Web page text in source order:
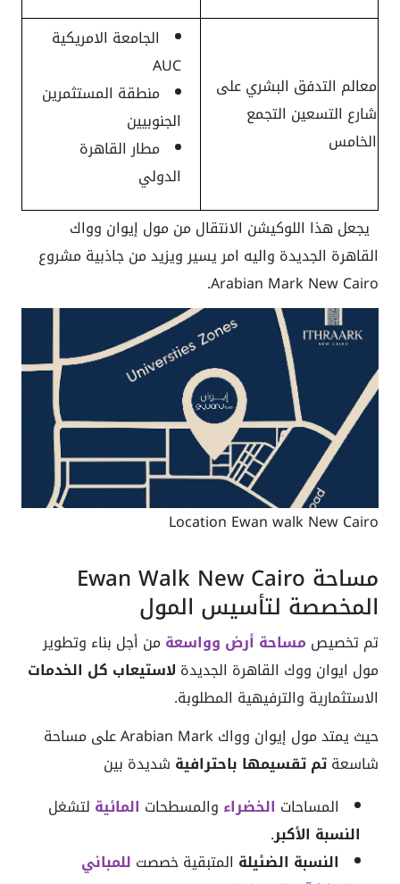
معالم التدفق البشري على
شارع التسعين التجمع
الخامس
الجامعة الامريكية
AUC
منطقة المستثمرين
الجنوبيين
مطار القاهرة
الدولي
يجعل هذا اللوكيشن الانتقال من مول إيوان وواك
القاهرة الجديدة واليه امر يسير ويزيد من جاذبية مشروع
Arabian Mark New Cairo.
Location Ewan walk New Cairo
مساحة Ewan Walk New Cairo
المخصصة لتأسيس المول
تم تخصيص مساحة أرض وواسعة من أجل بناء وتطوير
مول ايوان ووك القاهرة الجديدة لاستيعاب كل الخدمات
الاستثمارية والترفيهية المطلوبة.
حيث يمتد مول إيوان وواك Arabian Mark على مساحة
شاسعةتم تقسيمها باحترافية شديدة بين
المساحات الخضراء والمسطحات المائية لتشغل
النسبة الأكبر.
النسبة الضئيلة المتبقية خصصت للمباني